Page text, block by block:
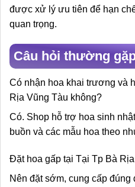
được xử lý ưu tiên để hạn
quan trọng.
Câu hỏi thường
Có nhận hoa khai trương và
Rịa Vũng Tàu không?
Có. Shop hỗ trợ hoa sinh
buồn và các mẫu hoa theo
Đặt hoa gấp tại Tại Tp Bà
Nên đặt sớm, cung cấp